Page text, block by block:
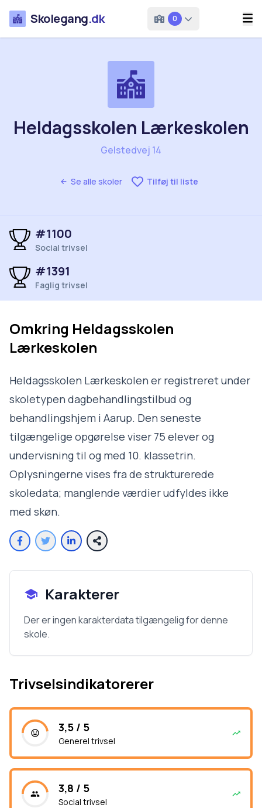
Skolegang.dk 0
Se alle skoler Tilføj til liste
Heldagsskolen Lærkeskolen
Gelstedvej 14
#1100
Social trivsel
#1391
Faglig trivsel
Omkring Heldagsskolen
Lærkeskolen
Heldagsskolen Lærkeskolen er registreret under
skoletypen dagbehandlingstilbud og
behandlingshjem i Aarup. Den seneste
tilgængelige opgørelse viser 75 elever og
undervisning til og med 10. klassetrin.
Oplysningerne vises fra de strukturerede
skoledata; manglende værdier udfyldes ikke
med skøn.
Karakterer
Der er ingen karakterdata tilgængelig for denne
skole.
Trivselsindikatorerer
3,5 / 5
Generel trivsel
3,8 / 5
Social trivsel